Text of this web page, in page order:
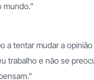
mundo.”
a tentar mudar a
trabalho e não se